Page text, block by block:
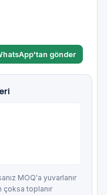
gönder
MOQ'a yuvarlanır
çoksa toplanır